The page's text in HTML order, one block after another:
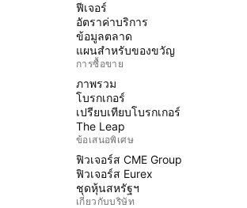
ฟีเจอร์
อัตราค่าบริการ
ข้อมูลตลาด
แผนสำหรับของขวัญ
การซื้อขาย
ภาพรวม
โบรกเกอร์
เปรียบเทียบโบรกเกอร์
The Leap
ข้อเสนอพิเศษ
ฟิวเจอร์ส CME Group
ฟิวเจอร์ส Eurex
ชุดหุ้นสหรัฐฯ
เกี่ยวกับบริษัท